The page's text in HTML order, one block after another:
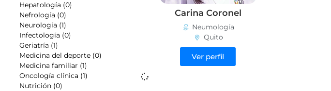
Hepatología (0)
Nefrología (0)
Neurología (1)
Infectología (0)
Geriatría (1)
Medicina del deporte (0)
Medicina familiar (1)
Oncología clínica (1)
Nutrición (0)
Carina Coronel
Neumología
Quito
Ver perfil